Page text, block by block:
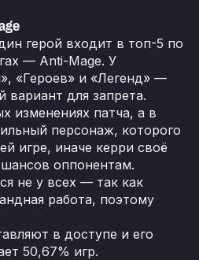
герой входит в топ-5 по
— Anti-Mage. У
«Героев» и «Легенд» —
вариант для запрета.
изменениях патча, а в
персонаж, которого
игре, иначе керри своё
оппонентам.
не у всех — так как
работа, поэтому
в доступе и его
50,67% игр.